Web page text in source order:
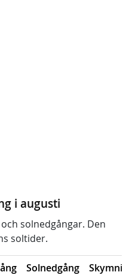
i augusti
solnedgångar. Den
soltider.
Solnedgång